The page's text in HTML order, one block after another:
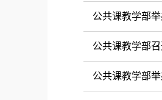
公共课教学部
公共课教学部
公共课教学部